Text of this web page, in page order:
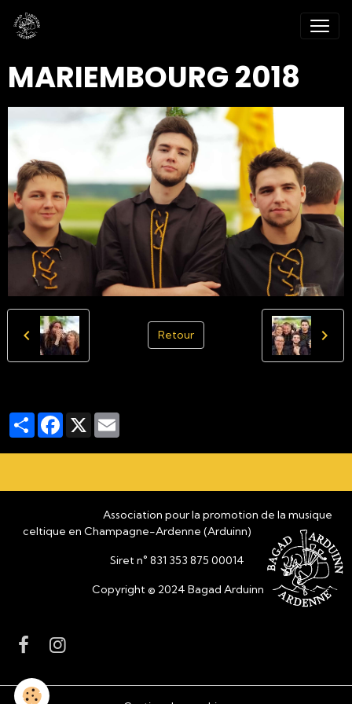
MARIEMBOURG 2018
Retour
PartagerFacebook
X
Association pour la promotion de la musique
celtique en Champagne-Ardenne (Arduinn)
Siret n° 831 353 875 00014
Copyright © 2024 Bagad Arduinn